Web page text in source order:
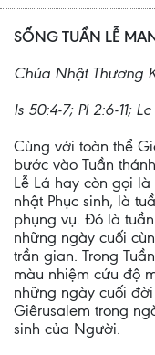
SỐNG TUẦN LỄ
Chúa Nhật Thương
Is 50:4-7; Pl 2:6-11;
Cùng với toàn thể
bước vào Tuần
Lễ Lá hay còn gọi
nhật Phục sinh, là
phụng vụ. Ðó là
những ngày cuối
trần gian. Trong
màu nhiệm cứu độ
những ngày cuối
Giêrusalem trong
sinh của Người.